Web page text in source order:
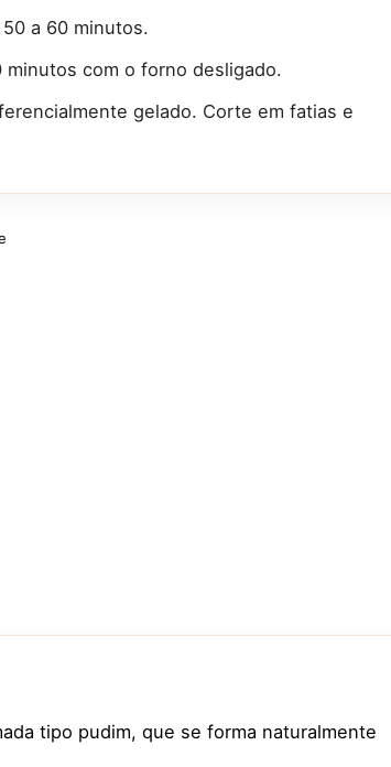
a 60 minutos.
com o forno desligado.
gelado. Corte em fatias e
tipo pudim, que se forma naturalmente